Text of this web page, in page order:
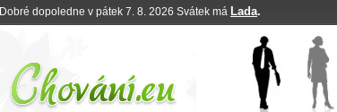
Dobré dopoledne v pátek 7. 8. 2026 Svátek má Lada.